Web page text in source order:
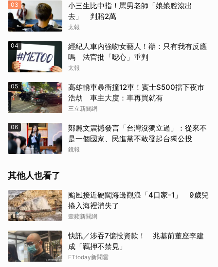
03
小三生比中指！罵男老師「娘娘腔滾出
去」 判賠2萬
太報
04
經紀人車內強吻女藝人！辯：只有我有反應
嗎 法官批「噁心」重判
太報
05
高雄轎車暴衝撞12車！賓士S500擋下夜市
浩劫 車主大度：車再買就有
三立新聞網
06
鄭麗文震撼發言「台灣沒獨立過」：從來不
是一個國家、民進黨不敢發起台獨公投
鏡報
其他人也看了
颱風接近硬闖海邊觀浪「4口家-1」 9歲兒
捲入海裡消失了
壹蘋新聞網
快訊／涉吞7億投資款！ 兆基前董座李建
成「羈押不禁見」
ETtoday新聞雲